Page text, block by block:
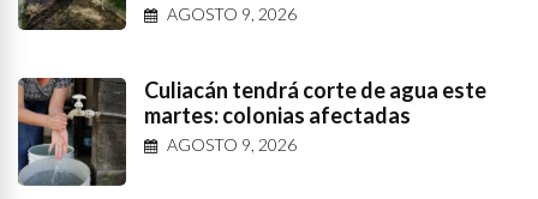
AGOSTO 9, 2026
Culiacán tendrá corte de agua este
martes: colonias afectadas
AGOSTO 9, 2026